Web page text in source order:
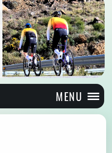
MENU